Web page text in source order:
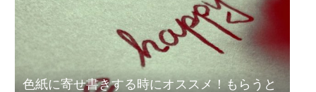
色紙に寄せ書きする時にオススメ！もらうと